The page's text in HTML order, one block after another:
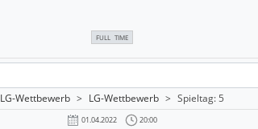
FULL TIME
LG-Wettbewerb > LG-Wettbewerb > Spieltag: 5
01.04.2022 20:00